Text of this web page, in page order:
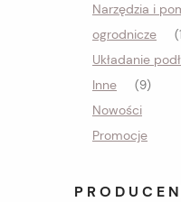
Narzędzia i
ogrodnicze
Układanie
Inne (9)
Nowości
Promocje